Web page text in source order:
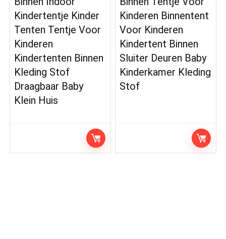
Kindertentje Kinder
Tenten Tentje Voor
Kinderen
Kindertenten Binnen
Kleding Stof
Draagbaar Baby
Klein Huis
Kinderen Binnentent
Voor Kinderen
Kindertent Binnen
Sluiter Deuren Baby
Kinderkamer Kleding
Stof